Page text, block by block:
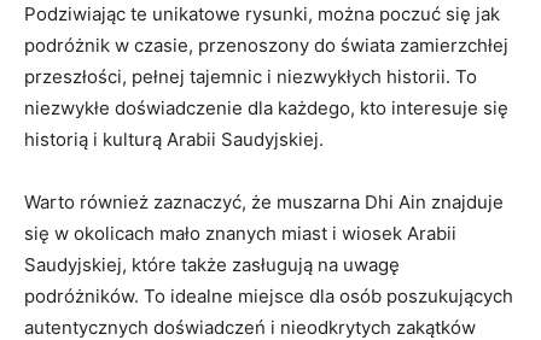
Podziwiając te ⁤unikatowe ‍rysunki, można poczuć się jak
podróżnik⁢ w​ czasie, przenoszony do świata zamierzchłej
przeszłości, pełnej tajemnic⁤ i niezwykłych historii. To
niezwykłe doświadczenie dla każdego, kto interesuje się
historią i kulturą Arabii ⁣Saudyjskiej.
Warto ​również zaznaczyć, że muszarna Dhi Ain‍ znajduje
się w okolicach ‌mało znanych miast i wiosek Arabii
Saudyjskiej, które także zasługują na uwagę
podróżników. To idealne miejsce ‍dla osób poszukujących
autentycznych doświadczeń⁤ i nieodkrytych zakątków ​